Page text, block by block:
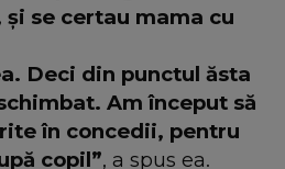
și se certau mama cu
Deci din punctul ăsta
Am început să
în concedii, pentru
copil”, a spus ea.